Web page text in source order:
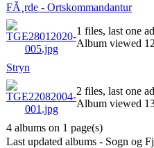
FÃ¸rde - Ortskommandantur
1 files, last one
Album viewed
Stryn
2 files, last one
Album viewed
4 albums on 1 page(s)
Last updated albums - Sogn og